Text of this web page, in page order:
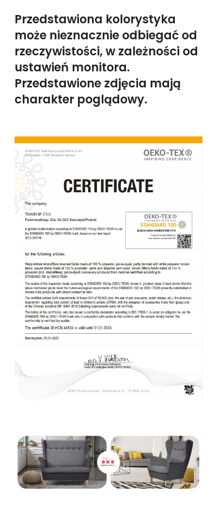
Przedstawiona kolorystyka
może nieznacznie odbiegać od
rzeczywistości, w zależności od
ustawień monitora.
Przedstawione zdjęcia mają
charakter poglądowy.